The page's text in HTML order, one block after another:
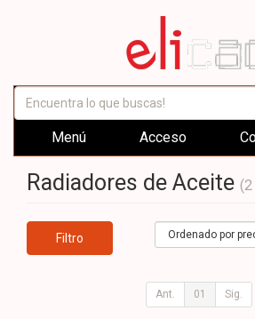
Menú Acceso
Radiadores de Aceite (2
Filtro
Ant. 01 Sig.